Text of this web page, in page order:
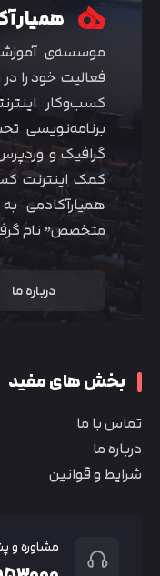
همیار
فعالیت خود را
کسب‌و‌کار
گرافیک و
کمک اینترنت
همیارآکادمی
متخصص” نام
درباره ما
بخش های مفید
تماس با ما
درباره ما
شرایط و قوانین
مشاوره و